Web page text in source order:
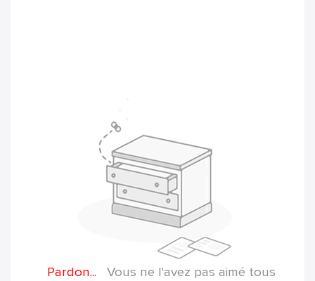
Pardon...
Vous ne l'avez pas aimé tous